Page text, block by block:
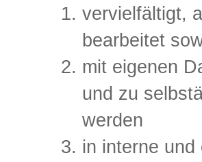
vervielfältigt,
bearbeitet
mit eigenen
und zu
werden
in interne